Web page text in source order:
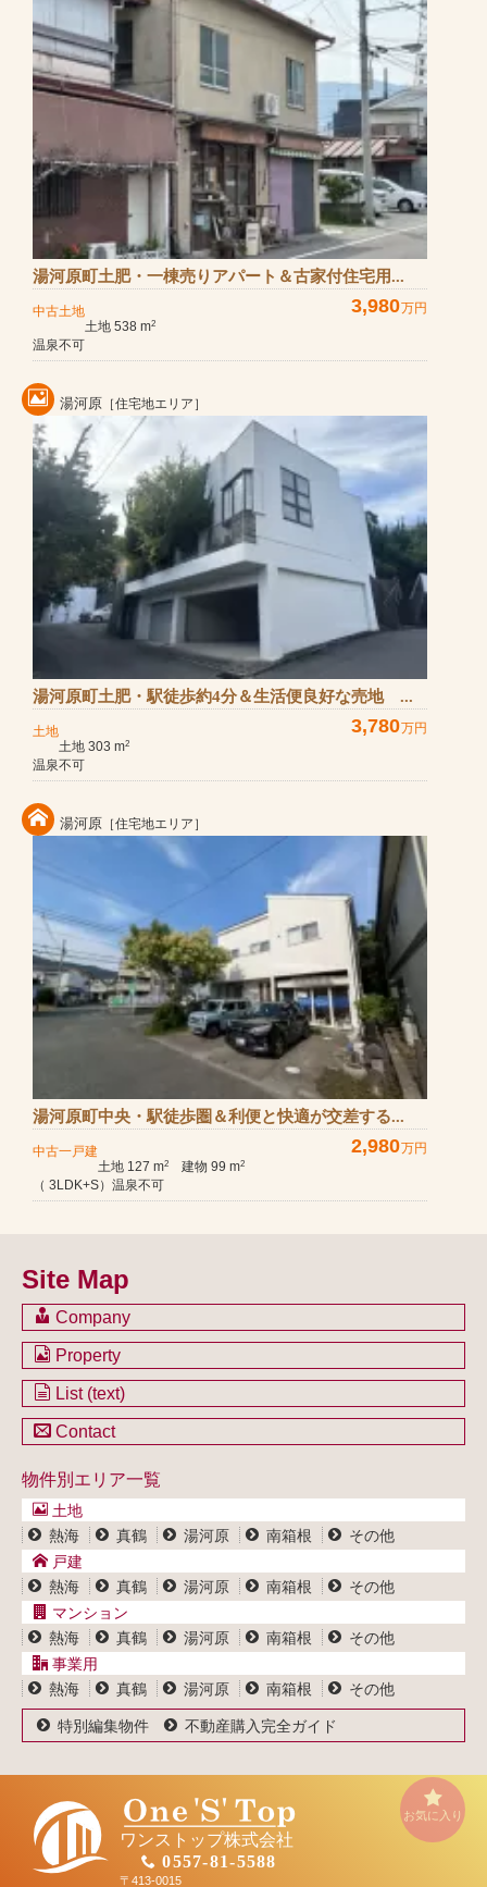
湯河原町土肥・一棟売りアパート＆古家付住宅用...
中古土地 3,980万円
土地 538 m2
温泉不可
湯河原 ［住宅地エリア］
湯河原町土肥・駅徒歩約4分＆生活便良好な売地 ...
土地 3,780万円
土地 303 m2
温泉不可
湯河原 ［住宅地エリア］
湯河原町中央・駅徒歩圏＆利便と快適が交差する...
中古一戸建 2,980万円
土地 127 m2 建物 99 m2
（ 3LDK+S）温泉不可
Site Map
Company
会社のご案内
不動産を売却したい方
不動産買取システム
Property
土地一覧
マンション一覧
事業用物件一覧
List (text)
土地一覧
マンション一覧
事業用物件一覧
Contact
ブログ
プライバシーポリシー
サイトポリシー
物件別エリア一覧
土地
熱海
真鶴 湯河原 南箱根
その他
戸建
熱海
真鶴 湯河原 南箱根
その他
マンション
熱海
真鶴 湯河原 南箱根
その他
事業用
熱海
真鶴 湯河原 南箱根 その他
特別編集物件 不動産購入完全ガイド
お気に入り
ワンストップ株式会社
0557-81-5588
〒413-0015